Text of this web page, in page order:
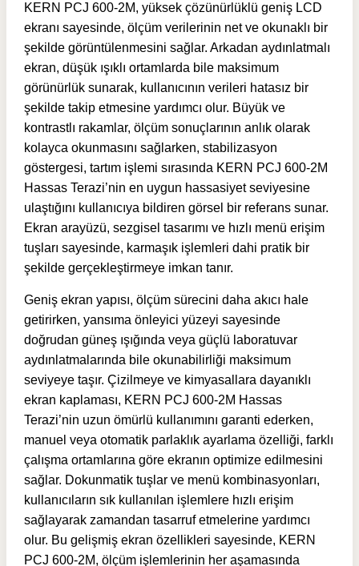
KERN PCJ 600-2M, yüksek çözünürlüklü geniş LCD
ekranı sayesinde, ölçüm verilerinin net ve okunaklı bir
şekilde görüntülenmesini sağlar. Arkadan aydınlatmalı
ekran, düşük ışıklı ortamlarda bile maksimum
görünürlük sunarak, kullanıcının verileri hatasız bir
şekilde takip etmesine yardımcı olur. Büyük ve
kontrastlı rakamlar, ölçüm sonuçlarının anlık olarak
kolayca okunmasını sağlarken, stabilizasyon
göstergesi, tartım işlemi sırasında KERN PCJ 600-2M
Hassas Terazi’nin en uygun hassasiyet seviyesine
ulaştığını kullanıcıya bildiren görsel bir referans sunar.
Ekran arayüzü, sezgisel tasarımı ve hızlı menü erişim
tuşları sayesinde, karmaşık işlemleri dahi pratik bir
şekilde gerçekleştirmeye imkan tanır.
Geniş ekran yapısı, ölçüm sürecini daha akıcı hale
getirirken, yansıma önleyici yüzeyi sayesinde
doğrudan güneş ışığında veya güçlü laboratuvar
aydınlatmalarında bile okunabilirliği maksimum
seviyeye taşır. Çizilmeye ve kimyasallara dayanıklı
ekran kaplaması, KERN PCJ 600-2M Hassas
Terazi’nin uzun ömürlü kullanımını garanti ederken,
manuel veya otomatik parlaklık ayarlama özelliği, farklı
çalışma ortamlarına göre ekranın optimize edilmesini
sağlar. Dokunmatik tuşlar ve menü kombinasyonları,
kullanıcıların sık kullanılan işlemlere hızlı erişim
sağlayarak zamandan tasarruf etmelerine yardımcı
olur. Bu gelişmiş ekran özellikleri sayesinde, KERN
PCJ 600-2M, ölçüm işlemlerinin her aşamasında